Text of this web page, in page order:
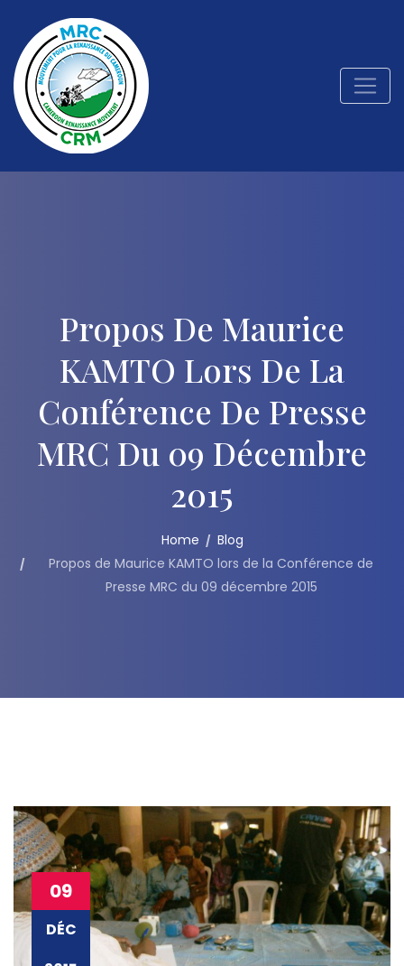
Propos De Maurice
KAMTO Lors De La
Conférence De Presse
MRC Du 09 Décembre
2015
Home
Blog
Propos de Maurice KAMTO lors de la Conférence de
Presse MRC du 09 décembre 2015
09
DÉC